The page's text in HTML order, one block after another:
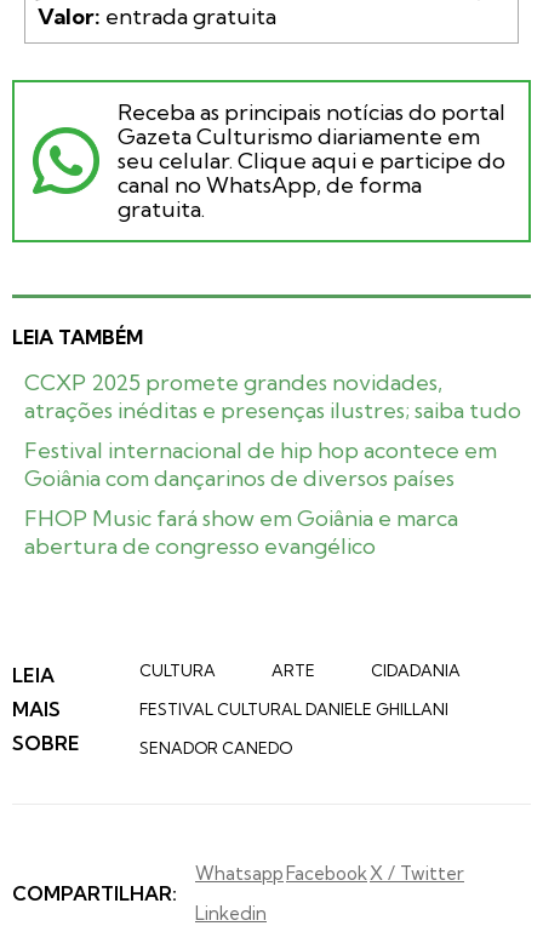
Valor:
Receba as principais notícias do portal
Gazeta Culturismo diariamente em
seu celular. Clique aqui e participe do
canal no WhatsApp, de forma
gratuita.
LEIA TAMBÉM
CCXP 2025 promete grandes novidades,
atrações inéditas e presenças ilustres; saiba tudo
Festival internacional de hip hop acontece em
Goiânia com dançarinos de diversos países
FHOP Music fará show em Goiânia e marca
abertura de congresso evangélico
LEIA
MAIS
SOBRE
CULTURA ARTE
CIDADANIA
FESTIVAL CULTURAL DANIELE GHILLANI
SENADOR CANEDO
COMPARTILHAR:
WhatsappFacebookX / Twitter
Linkedin